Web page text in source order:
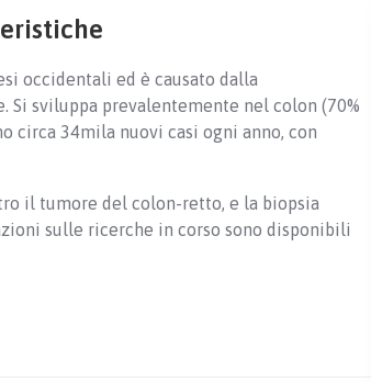
occidentali ed è causato dalla
sviluppa prevalentemente nel colon (70%
circa 34mila nuovi casi ogni anno, con
il tumore del colon-retto, e la biopsia
sulle ricerche in corso sono disponibili